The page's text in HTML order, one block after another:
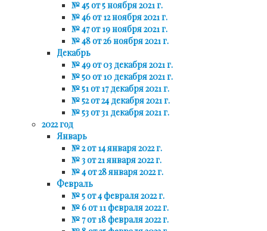
№ 45 от 5 ноября 2021 г.
№ 46 от 12 ноября 2021 г.
№ 47 от 19 ноября 2021 г.
№ 48 от 26 ноября 2021 г.
Декабрь
№ 49 от 03 декабря 2021 г.
№ 50 от 10 декабря 2021 г.
№ 51 от 17 декабря 2021 г.
№ 52 от 24 декабря 2021 г.
№ 53 от 31 декабря 2021 г.
2022 год
Январь
№ 2 от 14 января 2022 г.
№ 3 от 21 января 2022 г.
№ 4 от 28 января 2022 г.
Февраль
№ 5 от 4 февраля 2022 г.
№ 6 от 11 февраля 2022 г.
№ 7 от 18 февраля 2022 г.